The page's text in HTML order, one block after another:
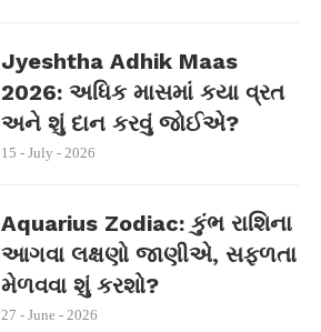
Jyeshtha Adhik Maas
2026: અધિક માસમાં કયા વ્રત
અને શું દાન કરવું જોઈએ?
15 - July - 2026
Aquarius Zodiac: કુંભ રાશિના
આગવા લક્ષણો જાણીએ, સફળતા
મેળવવા શું કરશો?
27 - June - 2026